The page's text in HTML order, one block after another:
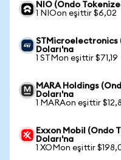
NIO (Ondo
1 NIOon eşittir $6,02
STMicroelectronics
Doları'na
1 STMon eşittir $71,19
MARA Holdings
Doları'na
1 MARAon eşittir
Exxon Mobil (Ondo
Doları'na
1 XOMon eşittir